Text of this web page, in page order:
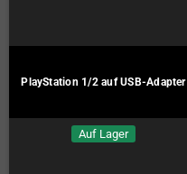
PlayStation 1/2 auf USB-Adapter
Auf Lager